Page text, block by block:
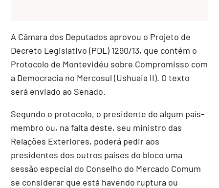
A Câmara dos Deputados aprovou o Projeto de
Decreto Legislativo (PDL) 1290/13, que contém o
Protocolo de Montevidéu sobre Compromisso com
a Democracia no Mercosul (Ushuaia II). O texto
será enviado ao Senado.
Segundo o protocolo, o presidente de algum país-
membro ou, na falta deste, seu ministro das
Relações Exteriores, poderá pedir aos
presidentes dos outros países do bloco uma
sessão especial do Conselho do Mercado Comum
se considerar que está havendo ruptura ou